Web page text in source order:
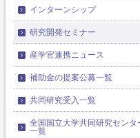
インターンシップ
研究開発セミナー
産学官連携ニュース
補助金の提案公募一覧
共同研究受入一覧
全国国立大学共同研究センタ
一覧